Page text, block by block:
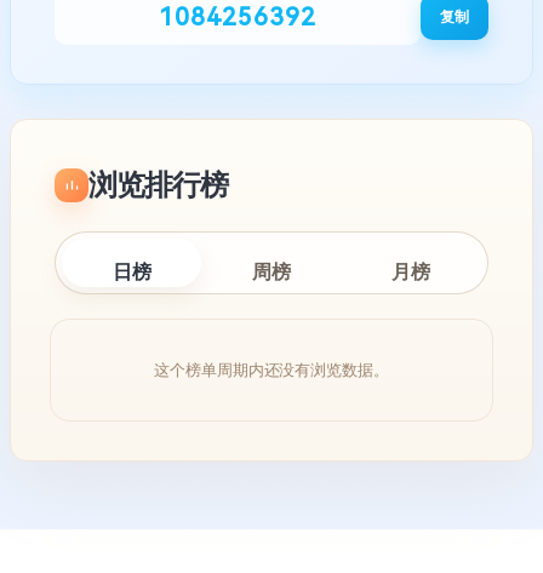
1084256392 复制
浏览排行榜
日榜 周榜 月榜
这个榜单周期内还没有浏览数据。